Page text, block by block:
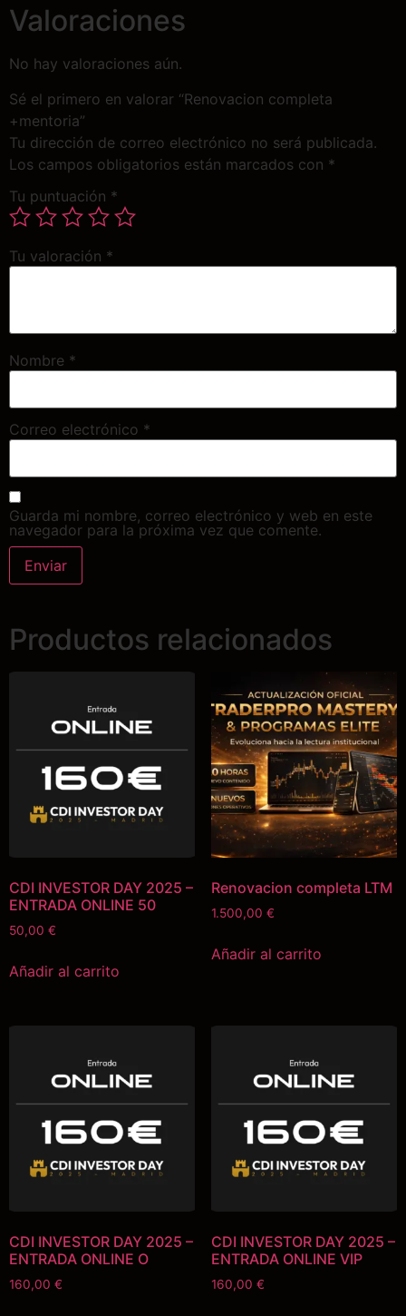
Valoraciones
No hay valoraciones aún.
Sé el primero en valorar “Renovacion completa
+mentoria”
Tu dirección de correo electrónico no será publicada.
Los campos obligatorios están marcados con *
Tu puntuación *
Tu valoración *
Nombre *
Correo electrónico *
Guarda mi nombre, correo electrónico y web en este
navegador para la próxima vez que comente.
Productos relacionados
CDI INVESTOR DAY 2025 –
ENTRADA ONLINE 50
50,00 €
Añadir al carrito
Renovacion completa LTM
1.500,00 €
Añadir al carrito
CDI INVESTOR DAY 2025 –
ENTRADA ONLINE O
160,00 €
CDI INVESTOR DAY 2025 –
ENTRADA ONLINE VIP
160,00 €